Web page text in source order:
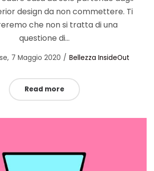
design da non commettere. Ti
che non si tratta di una
questione di…
Posted
7 Maggio 2020
Posted
Bellezza InsideOut
Read more